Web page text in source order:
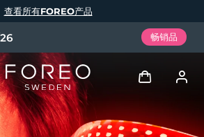
查看所有FOREO产品
畅销品
登录